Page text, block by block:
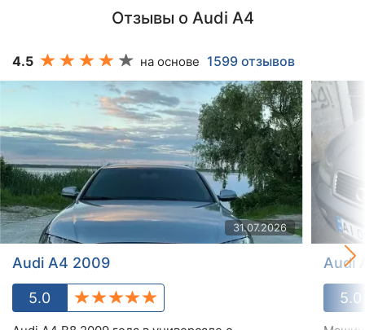
Отзывы о Audi A4
4.5 на основе 1599 отзывов
31.07.2026
Audi A4 2009
5.0
Audi
5.0